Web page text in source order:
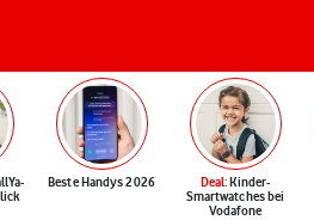
Beste Handys 2026 Deal: Kinder-
Smartwatches bei
Vodafone